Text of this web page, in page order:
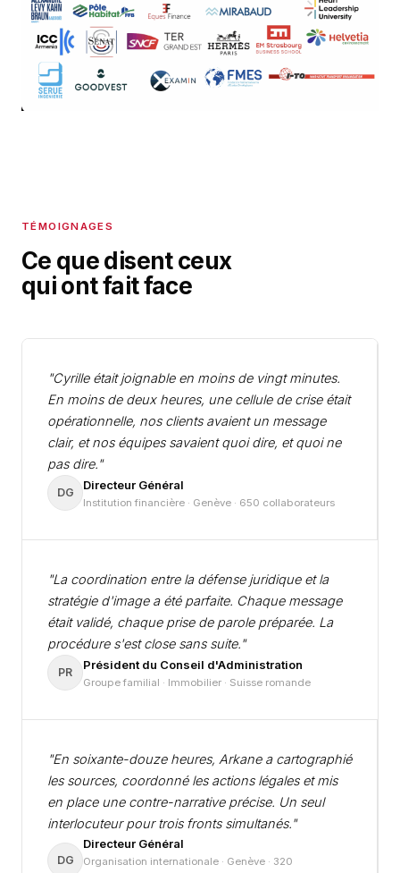
TÉMOIGNAGES
Ce que disent ceux
qui ont fait face
"Cyrille était joignable en moins de vingt minutes.
En moins de deux heures, une cellule de crise était
opérationnelle, nos clients avaient un message
clair, et nos équipes savaient quoi dire, et quoi ne
pas dire."
DG
Directeur Général
Institution financière · Genève · 650 collaborateurs
"La coordination entre la défense juridique et la
stratégie d'image a été parfaite. Chaque message
était validé, chaque prise de parole préparée. La
procédure s'est close sans suite."
PR
Président du Conseil d'Administration
Groupe familial · Immobilier · Suisse romande
"En soixante-douze heures, Arkane a cartographié
les sources, coordonné les actions légales et mis
en place une contre-narrative précise. Un seul
interlocuteur pour trois fronts simultanés."
DG
Directeur Général
Organisation internationale · Genève · 320